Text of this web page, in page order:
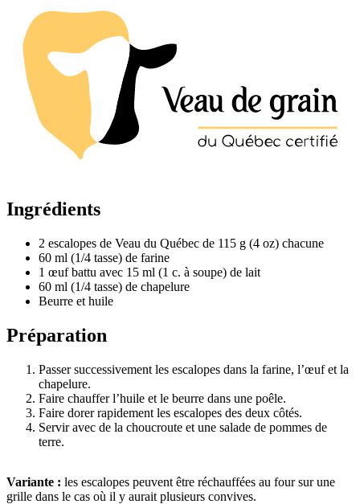
Ingrédients
2 escalopes de Veau du Québec de 115 g (4 oz) chacune
60 ml (1/4 tasse) de farine
1 œuf battu avec 15 ml (1 c. à soupe) de lait
60 ml (1/4 tasse) de chapelure
Beurre et huile
Préparation
Passer successivement les escalopes dans la farine, l’œuf et la
chapelure.
Faire chauffer l’huile et le beurre dans une poêle.
Faire dorer rapidement les escalopes des deux côtés.
Servir avec de la choucroute et une salade de pommes de
terre.
Variante : les escalopes peuvent être réchauffées au four sur une
grille dans le cas où il y aurait plusieurs convives.